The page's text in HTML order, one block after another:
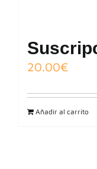
20.00€
Añadir al carrito